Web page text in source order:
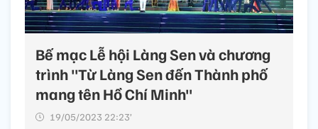
Bế mạc Lễ hội Làng Sen và chương
trình "Từ Làng Sen đến Thành phố
mang tên Hồ Chí Minh"
19/05/2023 22:23’